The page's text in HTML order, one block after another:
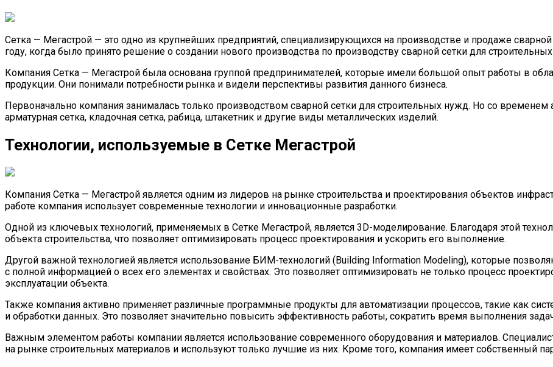
Сетка — Мегастрой — это одно из крупнейших предприятий, специализирующихся на производстве и продаже
году, когда было принято решение о создании нового производства по производству сварной сетки для
Компания Сетка — Мегастрой была основана группой предпринимателей, которые имели большой опыт работы в
продукции. Они понимали потребности рынка и видели перспективы развития данного бизнеса.
Первоначально компания занималась только производством сварной сетки для строительных нужд. Но со временем
арматурная сетка, кладочная сетка, рабица, штакетник и другие виды металлических изделий.
Технологии, используемые в Сетке Мегастрой
Компания Сетка — Мегастрой является одним из лидеров на рынке строительства и проектирования объектов
работе компания использует современные технологии и инновационные разработки.
Одной из ключевых технологий, применяемых в Сетке Мегастрой, является 3D-моделирование. Благодаря этой
объекта строительства, что позволяет оптимизировать процесс проектирования и ускорить его выполнение.
Другой важной технологией является использование БИМ-технологий (Building Information Modeling), которые
с полной информацией о всех его элементах и свойствах. Это позволяет оптимизировать не только процесс
эксплуатации объекта.
Также компания активно применяет различные программные продукты для автоматизации процессов, такие как
и обработки данных. Это позволяет значительно повысить эффективность работы, сократить время выполнения
Важным элементом работы компании является использование современного оборудования и материалов.
на рынке строительных материалов и используют только лучшие из них. Кроме того, компания имеет собственный